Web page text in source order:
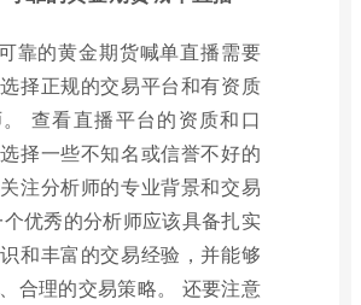
靠的黄金期货喊单直播需要
择正规的交易平台和有资质
查看直播平台的资质和口
择一些不知名或信誉不好的
注分析师的专业背景和交易
优秀的分析师应该具备扎实
和丰富的交易经验，并能够
合理的交易策略。 还要注意